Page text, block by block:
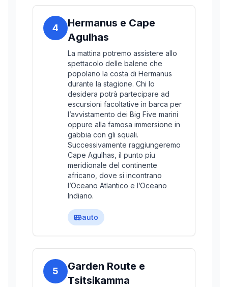
4
Hermanus e Cape
Agulhas
La mattina potremo assistere allo
spettacolo delle balene che
popolano la costa di Hermanus
durante la stagione. Chi lo
desidera potrà partecipare ad
escursioni facoltative in barca per
l’avvistamento dei Big Five marini
oppure alla famosa immersione in
gabbia con gli squali.
Successivamente raggiungeremo
Cape Agulhas, il punto piu
meridionale del continente
africano, dove si incontrano
l’Oceano Atlantico e l’Oceano
Indiano.
auto
5
Garden Route e
Tsitsikamma